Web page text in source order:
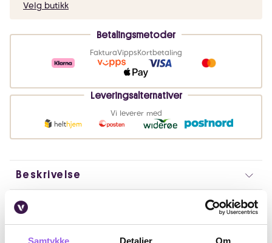
Samtykke Detaljer Om
Velg butikk
Betalingsmetoder
FakturaVippsKortbetaling
Leveringsalternativer
Vi leverer med
Beskrivelse
Bruk